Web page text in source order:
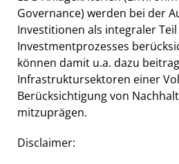
Governance) werden bei der
Investitionen als integraler Teil
Investmentprozesses
können damit u.a. dazu
Infrastruktursektoren einer
Berücksichtigung von
mitzuprägen.
Disclaimer: